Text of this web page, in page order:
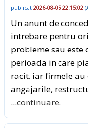
publicat 2026-08-05 22:15:02 (
Un anunt de
intrebare pentru
probleme sau este
perioada in care
racit, iar firmele
angajarile,
...continuare.